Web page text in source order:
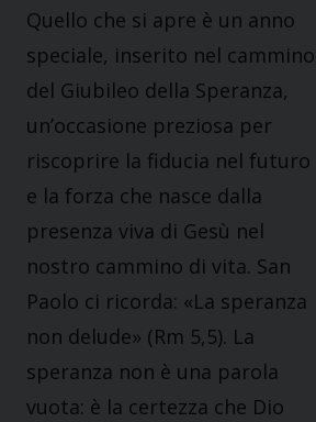
Quello che si apre è un anno
speciale, inserito nel cammino
del Giubileo della Speranza,
un’occasione preziosa per
riscoprire la fiducia nel futuro
e la forza che nasce dalla
presenza viva di Gesù nel
nostro cammino di vita. San
Paolo ci ricorda: «La speranza
non delude» (Rm 5,5). La
speranza non è una parola
vuota: è la certezza che Dio